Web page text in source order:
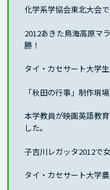
化学系学協会東北大会
2012あきた鳥海高原マ
勝！
タイ・カセサート大学
「秋田の行事」制作現
本学教員が映画英語教
した。
子吉川レガッタ2012で
タイ・カセサート大学